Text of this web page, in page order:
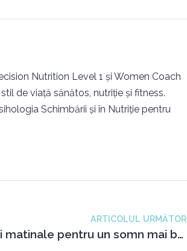
Nutrition Level 1 și Women Coach
de viață sănătos, nutriție și fitness.
Schimbării și în Nutriție pentru
ARTICOLUL URMĂTOR
Ritualuri matinale pentru un somn mai bun: Cum să te trezești bine dispus și să dormi bine